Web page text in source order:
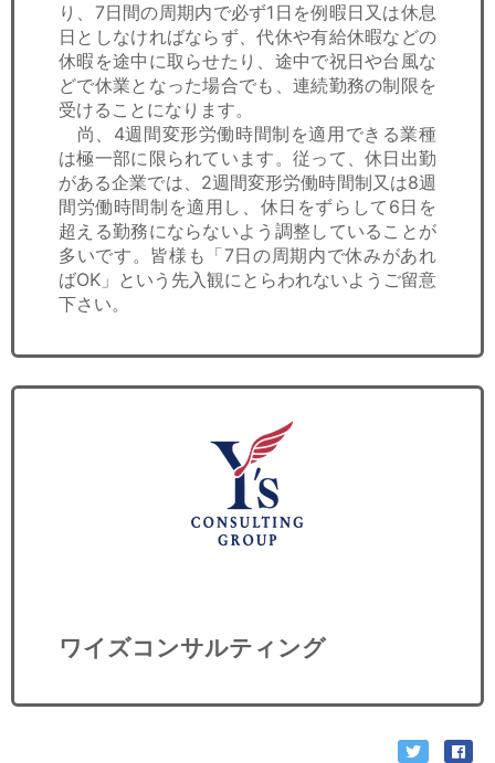
り、7日間の周期内で必ず1日を例暇日又は休息
日としなければならず、代休や有給休暇などの
休暇を途中に取らせたり、途中で祝日や台風な
どで休業となった場合でも、連続勤務の制限を
受けることになります。
尚、4週間変形労働時間制を適用できる業種
は極一部に限られています。従って、休日出勤
がある企業では、2週間変形労働時間制又は8週
間労働時間制を適用し、休日をずらして6日を
超える勤務にならないよう調整していることが
多いです。皆様も「7日の周期内で休みがあれ
ばOK」という先入観にとらわれないようご留意
下さい。
ワイズコンサルティング